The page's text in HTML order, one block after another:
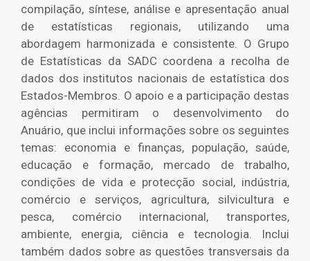
compilação, síntese, análise e apresentação anual
de estatísticas regionais, utilizando uma
abordagem harmonizada e consistente. O Grupo
de Estatísticas da SADC coordena a recolha de
dados dos institutos nacionais de estatística dos
Estados-Membros. O apoio e a participação destas
agências permitiram o desenvolvimento do
Anuário, que inclui informações sobre os seguintes
temas: economia e finanças, população, saúde,
educação e formação, mercado de trabalho,
condições de vida e protecção social, indústria,
comércio e serviços, agricultura, silvicultura e
pesca, comércio internacional, transportes,
ambiente, energia, ciência e tecnologia. Inclui
também dados sobre as questões transversais da